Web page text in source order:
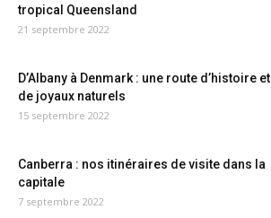
tropical Queensland
21 septembre 2022
D’Albany à Denmark : une route d’histoire et
de joyaux naturels
15 septembre 2022
Canberra : nos itinéraires de visite dans la
capitale
7 septembre 2022